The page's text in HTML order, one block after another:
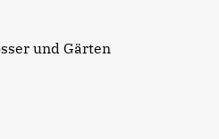
und Gärten